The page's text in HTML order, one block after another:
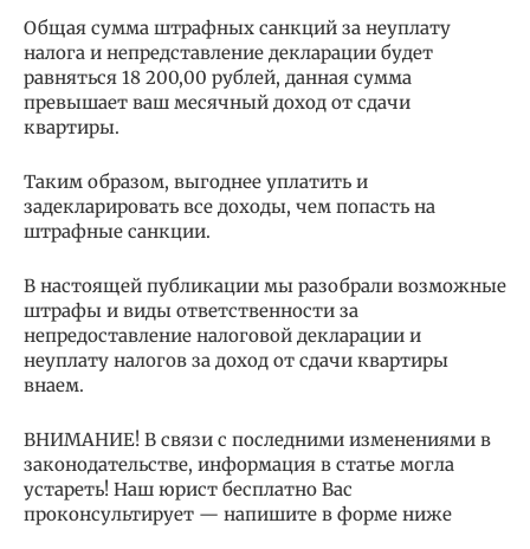
Общая сумма штрафных санкций за неуплату
налога и непредставление декларации будет
равняться 18 200,00 рублей, данная сумма
превышает ваш месячный доход от сдачи
квартиры.
Таким образом, выгоднее уплатить и
задекларировать все доходы, чем попасть на
штрафные санкции.
В настоящей публикации мы разобрали возможные
штрафы и виды ответственности за
непредоставление налоговой декларации и
неуплату налогов за доход от сдачи квартиры
внаем.
ВНИМАНИЕ! В связи с последними изменениями в
законодательстве, информация в статье могла
устареть! Наш юрист бесплатно Вас
проконсультирует — напишите в форме ниже